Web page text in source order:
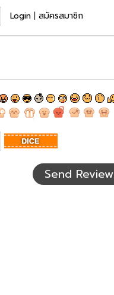
Login | สมัครสมาชิก
Send Review